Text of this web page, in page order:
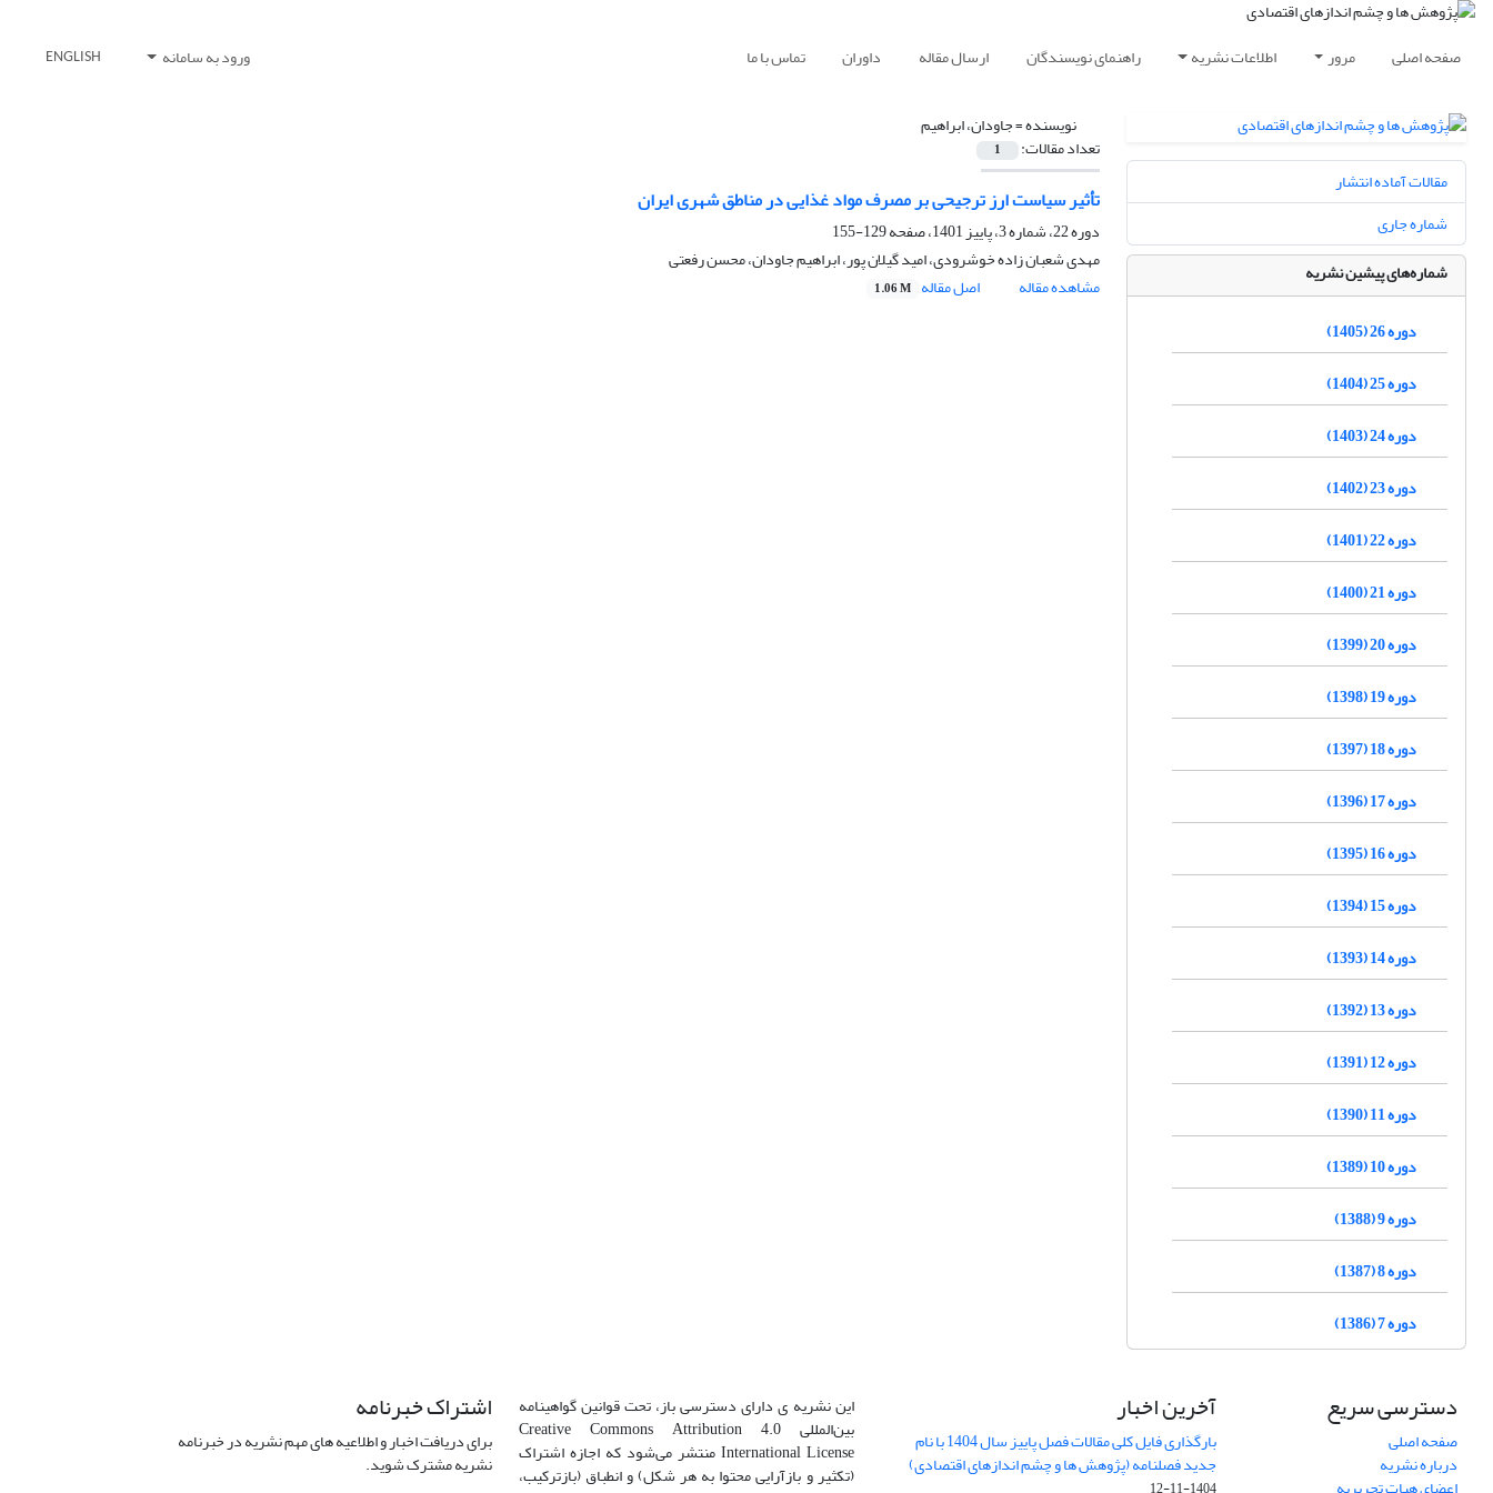
صفحه اصلی مرور اطلاعات نشریه راهنمای نویسندگان ارسال مقاله داوران تماس با ما ورود به سامانه ENGLISH
نویسنده =جاودان، ابراهیم
تعداد مقالات: 1
تأثیر سیاست ارز ترجیحی بر مصرف مواد غذایی در مناطق شهری ایران
دوره 22، شماره 3، پاییز 1401، صفحه
129-155
مهدی شعبان زاده خوشرودی، امید گیلان پور، ابراهیم جاودان، محسن رفعتی
مشاهده مقاله
اصل مقاله 1.06 M
مقالات آماده انتشار
شماره جاری
شماره‌های پیشین نشریه
دوره 26 (1405)
دوره 25 (1404)
دوره 24 (1403)
دوره 23 (1402)
دوره 22 (1401)
دوره 21 (1400)
دوره 20 (1399)
دوره 19 (1398)
دوره 18 (1397)
دوره 17 (1396)
دوره 16 (1395)
دوره 15 (1394)
دوره 14 (1393)
دوره 13 (1392)
دوره 12 (1391)
دوره 11 (1390)
دوره 10 (1389)
دوره 9 (1388)
دوره 8 (1387)
دوره 7 (1386)
دسترسی سریع
صفحه اصلی
درباره نشریه
آخرین اخبار
بارگذاری فایل کلی مقالات فصل پاییز سال 1404 با نام
جدید فصلنامه (پژوهش ها و چشم اندازهای اقتصادی)
این نشریه ی دارای دسترسی باز، تحت قوانین گواهینامه
بین‌المللی Creative Commons Attribution 4.0
International License منتشر می‌شود که اجازه اشتراک
(تکثیر و بازآرایی محتوا به هر شکل) و انطباق (بازترکیب،
اشتراک خبرنامه
برای دریافت اخبار و اطلاعیه های مهم نشریه در خبرنامه
نشریه مشترک شوید.